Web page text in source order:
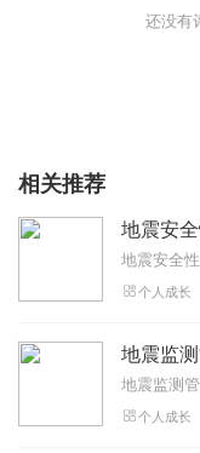
还没有
相关推荐
地震安
地震安全
个人成长
地震监
地震监测
个人成长